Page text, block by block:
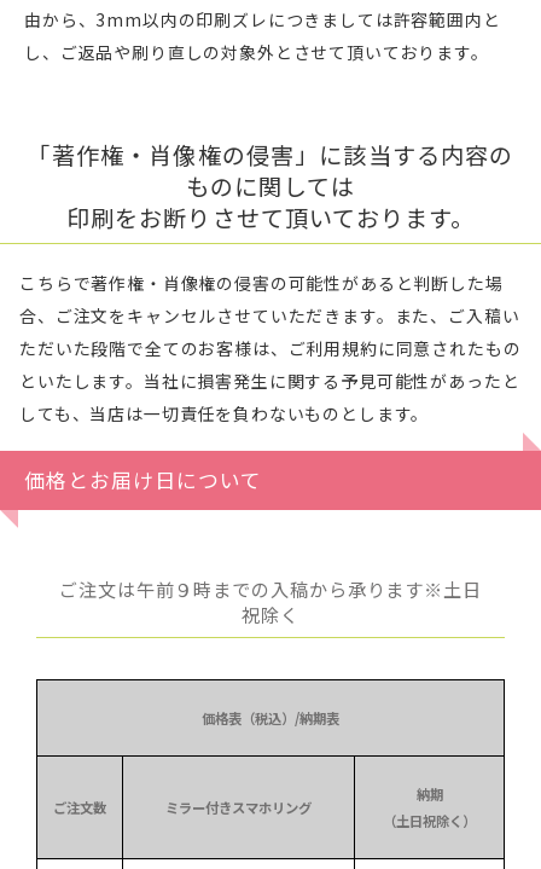
由から、3mm以内の印刷ズレにつきましては許容範囲内と
し、ご返品や刷り直しの対象外とさせて頂いております。
「著作権・肖像権の侵害」に該当する内容の
ものに関しては
印刷をお断りさせて頂いております。
こちらで著作権・肖像権の侵害の可能性があると判断した場
合、ご注文をキャンセルさせていただきます。また、ご入稿い
ただいた段階で全てのお客様は、ご利用規約に同意されたもの
といたします。当社に損害発生に関する予見可能性があったと
しても、当店は一切責任を負わないものとします。
価格とお届け日について
ご注文は午前９時までの入稿から承ります※土日
祝除く
価格表（税込）/納期表
ご注文数 ミラー付きスマホリング
納期
（土日祝除く）